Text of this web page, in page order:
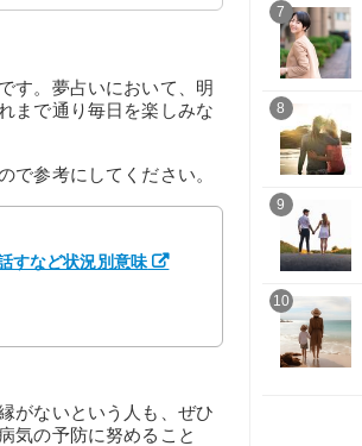
す。夢占いにおいて、明
まで通り毎日を楽しみな
で参考にしてください。
すなど状況別意味
がないという人も、ぜひ
気の予防に努めること
7
8
9
10